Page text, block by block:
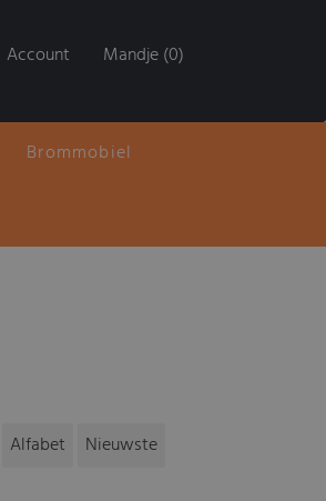
Account Mandje (0)
Brommobiel
Alfabet Nieuwste